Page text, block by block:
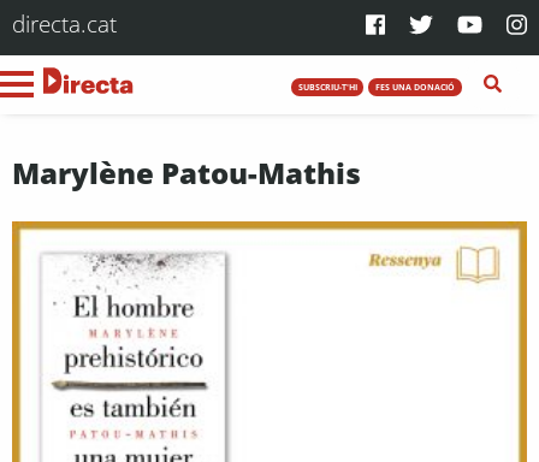
directa.cat
SUBSCRIU-T'HI FES UNA DONACIÓ
Marylène Patou-Mathis